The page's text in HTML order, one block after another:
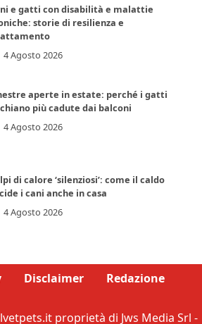
e gatti con disabilità e malattie
storie di resilienza e
4 Agosto 2026
aperte in estate: perché i gatti
più cadute dai balconi
4 Agosto 2026
di calore ‘silenziosi’: come il caldo
i cani anche in casa
4 Agosto 2026
Disclaimer Redazione
proprietà di Jws Media Srl -